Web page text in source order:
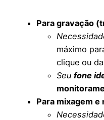
Para gravação
máximo
clique ou
Seu fone
Para mixagem e